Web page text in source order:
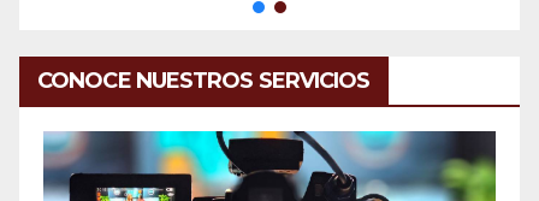
CONOCE NUESTROS SERVICIOS